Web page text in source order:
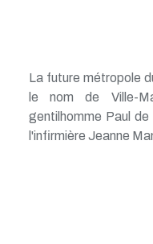
La future métropole
le nom de Ville-
gentilhomme Paul
l'infirmière Jeanne